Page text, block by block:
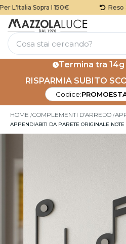
L'Italia Sopra I 150€ Reso
Termina tra
RISPARMIA SUBITO
Codice:
HOME COMPLEMENTI D'ARREDO
APPENDIABITI DA PARETE ORIGINALE